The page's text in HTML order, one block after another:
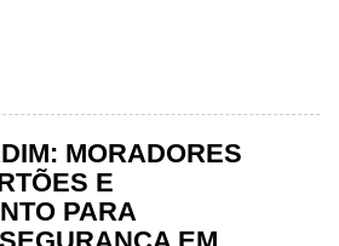
as fotos. Cada foto, no
R$20 (Vinte reais). A
da família de Marília
se pronunciou sobre o
todos chocados,
MORADORES
E
PARA